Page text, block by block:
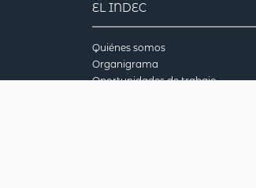
EL INDEC
Quiénes somos
Organigrama
Oportunidades de trabajo